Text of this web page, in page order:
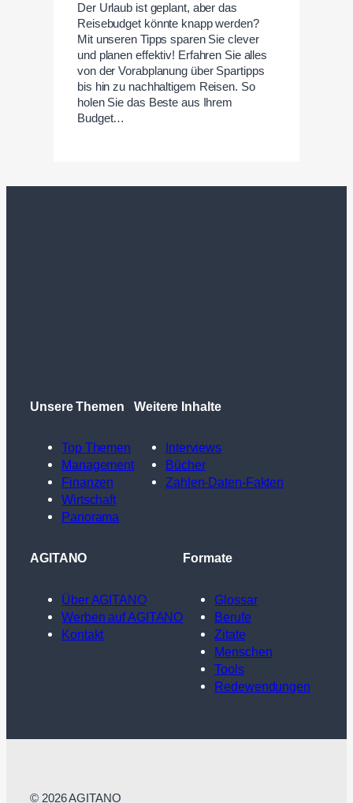
Der Urlaub ist geplant, aber das
Reisebudget könnte knapp werden?
Mit unseren Tipps sparen Sie clever
und planen effektiv! Erfahren Sie alles
von der Vorabplanung über Spartipps
bis hin zu nachhaltigem Reisen. So
holen Sie das Beste aus Ihrem
Budget…
Unsere Themen
Top Themen
Management
Finanzen
Wirtschaft
Panorama
Weitere Inhalte
Interviews
Bücher
Zahlen-Daten-Fakten
AGITANO
Über AGITANO
Werben auf AGITANO
Kontakt
Formate
Glossar
Berufe
Zitate
Menschen
Tools
Redewendungen
© 2026 AGITANO